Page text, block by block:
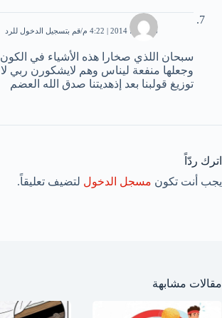
موراد
6 مارس، 2014 | 4:22 م قم بتسجيل الدخول للرد
سبحان اللذي صخارا هذه الأشياء في الكون
وجعلها منفعة ليناس وهم لايشكورن ربي لا
توزيغ قولبنا بعد إذهديتنا صدق الله العضم
اترك ردّاً
يجب أنت تكون مسجل الدخول لتضيف تعليقاً.
مقالات مشابهة